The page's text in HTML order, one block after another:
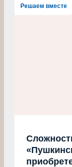
Решаем вместе